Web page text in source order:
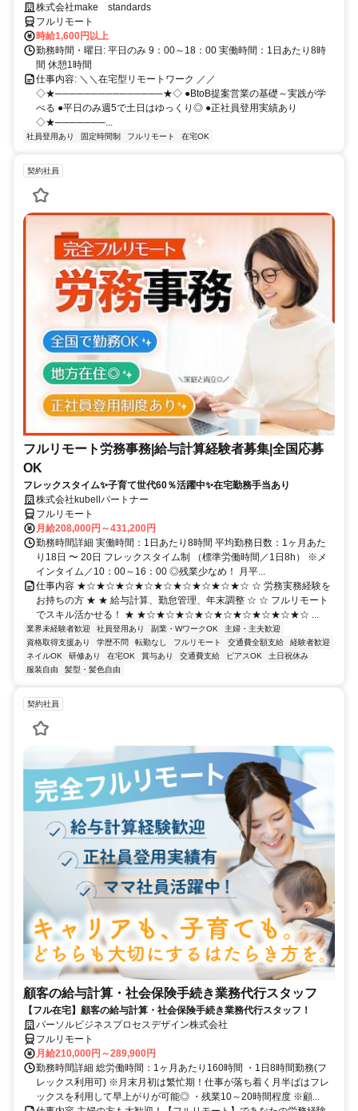
スキルアップ
株式会社make standards
フルリモート
時給1,600円以上
勤務時間・曜日: 平日のみ 9：00～18：00 実働時間：1日あたり8時
間 休憩1時間
仕事内容: ＼＼在宅型リモートワーク ／／
◇★───────────────★◇ ●BtoB提案営業の基礎～実践が学
べる ●平日のみ週5で土日はゆっくり◎ ●正社員登用実績あり
◇★───────...
社員登用あり 固定時間制 フルリモート 在宅OK
契約社員
フルリモート労務事務|給与計算経験者募集|全国応募
OK
フレックスタイム✨子育て世代60％活躍中✨在宅勤務手当あり
株式会社kubellパートナー
フルリモート
月給208,000円～431,200円
勤務時間詳細 実働時間：1日あたり8時間 平均勤務日数：1ヶ月あた
り18日 〜 20日 フレックスタイム制 （標準労働時間／1日8h） ※メ
インタイム／10：00～16：00 ◎残業少なめ！ 月平...
仕事内容 ★☆★☆★☆★☆★☆★☆★☆★☆★☆ ☆ 労務実務経験を
お持ちの方 ★ ★ 給与計算、勤怠管理、年末調整 ☆ ☆ フルリモート
でスキル活かせる！ ★ ★☆★☆★☆★☆★☆★☆★☆★☆★☆ ...
業界未経験者歓迎 社員登用あり 副業・WワークOK
主婦・主夫歓迎
資格取得支援あり
学歴不問 転勤なし フルリモート 交通費全額支給
経験者歓迎
ネイルOK
研修あり 在宅OK 賞与あり 交通費支給 ピアスOK
土日祝休み
服装自由
髪型・髪色自由
契約社員
顧客の給与計算・社会保険手続き業務代行スタッフ
【フル在宅】顧客の給与計算・社会保険手続き業務代行スタッフ！
パーソルビジネスプロセスデザイン株式会社
フルリモート
月給210,000円～289,900円
勤務時間詳細 総労働時間：1ヶ月あたり160時間 ・1日8時間勤務(フ
レックス利用可) ※月末月初は繁忙期！仕事が落ち着く月半ばはフレ
ックスを利用して早上がりが可能◎ ・残業10～20時間程度 ※顧...